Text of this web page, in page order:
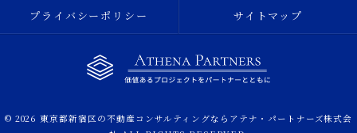
プライバシーポリシー サイトマップ
© 2026 東京都新宿区の不動産コンサルティングならアテナ・パートナーズ株式会